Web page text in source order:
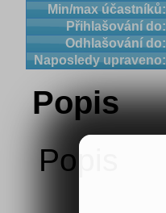
Min/max účastníků:
Přihlašování do:
Odhlašování do:
Naposledy upraveno:
Popis
Popis